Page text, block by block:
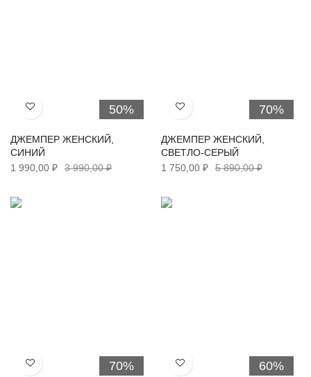
50%
Хочу!
ДЖЕМПЕР ЖЕНСКИЙ,
СИНИЙ
1 990,00 ₽
3 990,00 ₽
70%
Хочу!
ДЖЕМПЕР ЖЕНСКИЙ,
СВЕТЛО-СЕРЫЙ
1 750,00 ₽
5 890,00 ₽
70%
Хочу! 60%
Хочу!